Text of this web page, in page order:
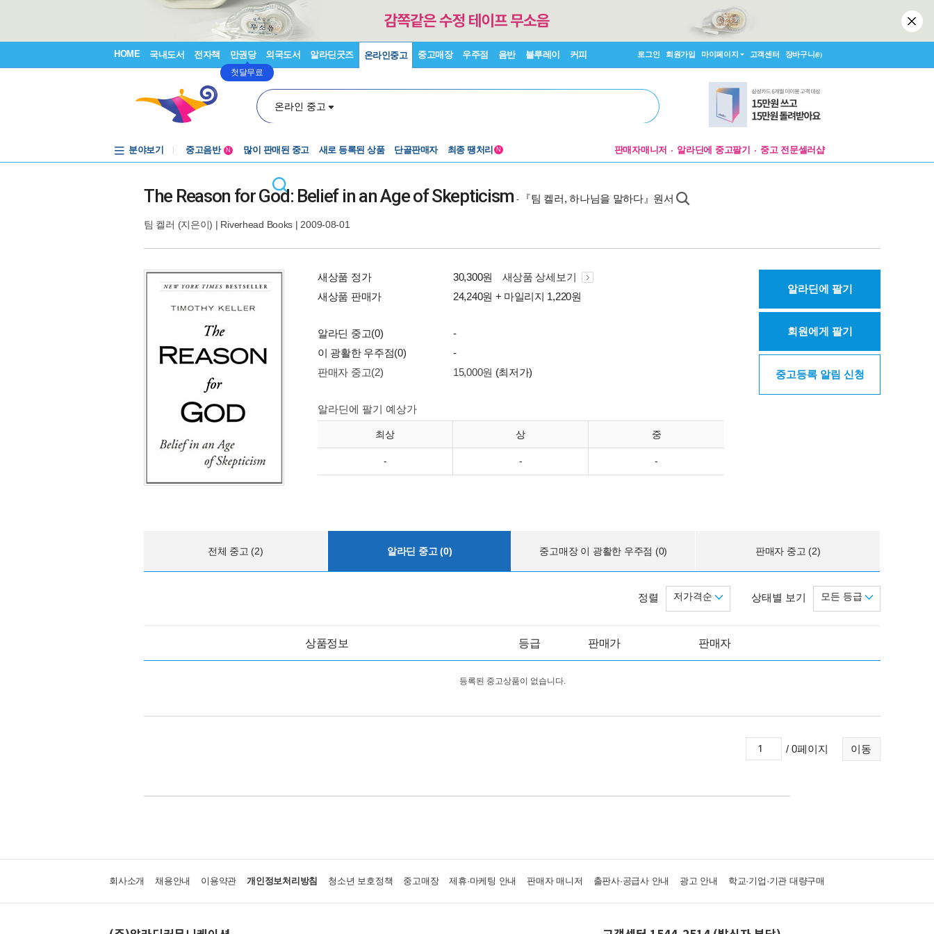
HOME 국내도서 전자책 만권당
첫달무료
외국도서 알라딘굿즈 온라인중고 중고매장 우주점 음반 블루레이 커피 로그인 회원가입 마이페이지 고객센터 장바구니(0)
온라인 중고
분야보기
중고음반
N 많이 판매된 중고 새로 등록된 상품 단골판매자 최종 땡처리 N 판매자매니저 알라딘에 중고팔기 중고 전문셀러샵
The Reason for God: Belief in an Age of Skepticism - 『팀 켈러, 하나님을 말하다』원서
팀 켈러 (지은이) | Riverhead Books | 2009-08-01
새상품 정가 30,300원
새상품 상세보기
새상품 판매가
24,240원 + 마일리지 1,220원
알라딘 중고(0)
-
이 광활한 우주점(0)
-
판매자 중고(2)
15,000원 (최저가)
알라딘에 팔기 예상가
최상 상 중
- - -
알라딘에 팔기
회원에게 팔기
중고등록 알림 신청
전체 중고 (2) 알라딘 중고 (0) 중고매장 이 광활한 우주점 (0) 판매자 중고 (2)
상태별 보기 모든 등급
정렬 저가격순
상품정보 등급 판매가 판매자
등록된 중고상품이 없습니다.
이동
/ 0페이지
회사소개 채용안내 이용약관 개인정보처리방침 청소년 보호정책 중고매장 제휴·마케팅 안내 판매자 매니저 출판사·공급사 안내 광고 안내 학교·기업·기관 대량구매